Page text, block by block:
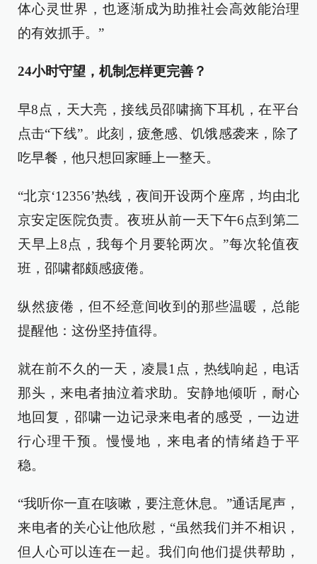
体心灵世界，也逐渐成为助推社会高效能治理
的有效抓手。”
24小时守望，机制怎样更完善？
早8点，天大亮，接线员邵啸摘下耳机，在平台
点击“下线”。此刻，疲惫感、饥饿感袭来，除了
吃早餐，他只想回家睡上一整天。
“北京‘12356’热线，夜间开设两个座席，均由北
京安定医院负责。夜班从前一天下午6点到第二
天早上8点，我每个月要轮两次。”每次轮值夜
班，邵啸都颇感疲倦。
纵然疲倦，但不经意间收到的那些温暖，总能
提醒他：这份坚持值得。
就在前不久的一天，凌晨1点，热线响起，电话
那头，来电者抽泣着求助。安静地倾听，耐心
地回复，邵啸一边记录来电者的感受，一边进
行心理干预。慢慢地，来电者的情绪趋于平
稳。
“我听你一直在咳嗽，要注意休息。”通话尾声，
来电者的关心让他欣慰，“虽然我们并不相识，
但人心可以连在一起。我们向他们提供帮助，